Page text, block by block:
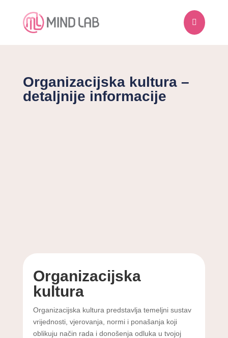

Organizacijska kultura –
detaljnije informacije
Organizacijska
kultura
Organizacijska kultura predstavlja temeljni sustav
vrijednosti, vjerovanja, normi i ponašanja koji
oblikuju način rada i donošenja odluka u tvojoj